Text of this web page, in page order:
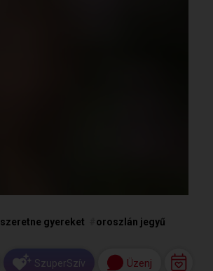
gyereket oroszlán jegyű
SzuperSzív Üzenj